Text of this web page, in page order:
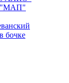
"МАП"
бочке